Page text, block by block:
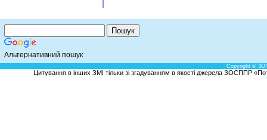
Альтернативний пошук
Copyright ©
Цитування в інших ЗМІ тільки зі згадуванням в якості джерела ЗОСППР